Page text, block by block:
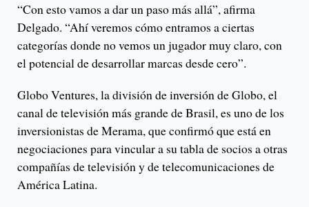
“Con esto vamos a dar un paso más allá”, afirma
Delgado. “Ahí veremos cómo entramos a ciertas
categorías donde no vemos un jugador muy claro, con
el potencial de desarrollar marcas desde cero”.
Globo Ventures, la división de inversión de Globo, el
canal de televisión más grande de Brasil, es uno de los
inversionistas de Merama, que confirmó que está en
negociaciones para vincular a su tabla de socios a otras
compañías de televisión y de telecomunicaciones de
América Latina.